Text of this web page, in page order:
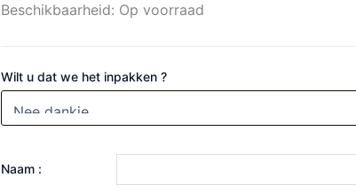
Beschikbaarheid: Op voorraad
Wilt u dat we het inpakken ?
Naam :